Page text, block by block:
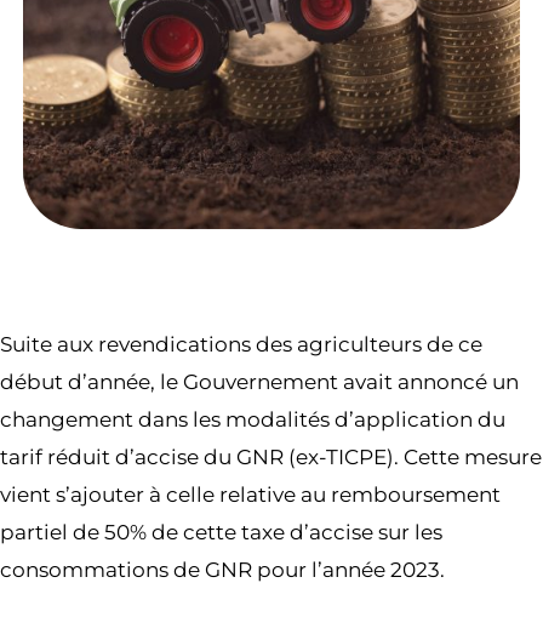
Suite aux revendications des agriculteurs de ce
début d’année, le Gouvernement avait annoncé un
changement dans les modalités d’application du
tarif réduit d’accise du GNR (ex-TICPE). Cette mesure
vient s’ajouter à celle relative au remboursement
partiel de 50% de cette taxe d’accise sur les
consommations de GNR pour l’année 2023.